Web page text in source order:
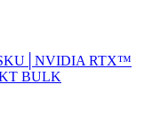
RTX™
BULK